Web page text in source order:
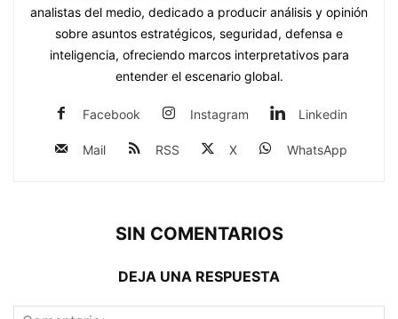
analistas del medio, dedicado a producir análisis y opinión
sobre asuntos estratégicos, seguridad, defensa e
inteligencia, ofreciendo marcos interpretativos para
entender el escenario global.
Facebook Instagram Linkedin
Mail RSS X WhatsApp
SIN COMENTARIOS
DEJA UNA RESPUESTA